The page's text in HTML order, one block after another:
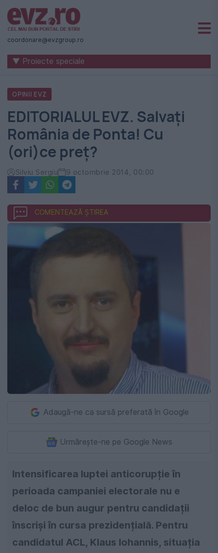
Știri
naționale
internaționale
România
-
Evenimentul
Zilei
coordonare@evzgroup.ro
▼ Proiecte speciale
OPINII EVZ
EDITORIALUL EVZ. Salvați
România de Ponta! Cu
(ori)ce preț?
Silviu Sergiu 9 octombrie 2014, 00:00
COMENTEAZĂ ȘTIREA
Adaugă-ne ca sursă preferată în Google
Urmărește-ne pe Google News
Intensificarea luptei anticorupție în
perioada campaniei electorale nu e
deloc de bun augur pentru candidații
înscriși în cursa prezidențială. Pentru
candidatul ACL, Klaus Iohannis, situația